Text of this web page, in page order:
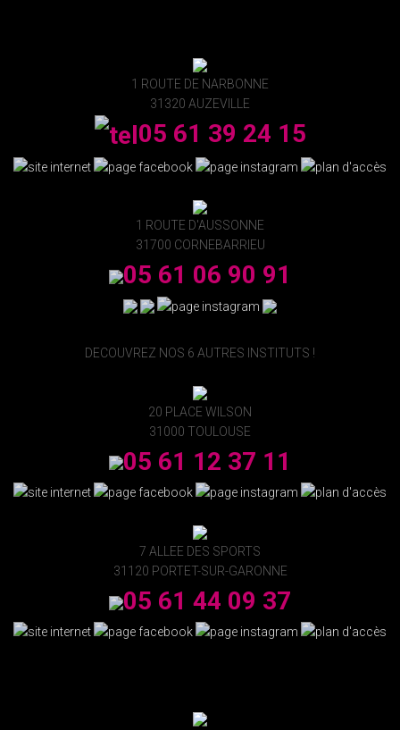
1 ROUTE DE NARBONNE
31320 AUZEVILLE
05 61 39 24 15
1 ROUTE D'AUSSONNE
31700 CORNEBARRIEU
05 61 06 90 91
DECOUVREZ NOS 6 AUTRES INSTITUTS !
20 PLACE WILSON
31000 TOULOUSE
05 61 12 37 11
7 ALLEE DES SPORTS
31120 PORTET-SUR-GARONNE
05 61 44 09 37